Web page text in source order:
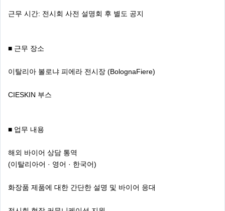
근무 시간: 전시회 사전 설명회 후 별도 공지
■ 근무 장소
이탈리아 볼로냐 피에라 전시장 (BolognaFiere)
CIESKIN 부스
■ 업무 내용
해외 바이어 상담 통역
(이탈리아어 · 영어 · 한국어)
화장품 제품에 대한 간단한 설명 및 바이어 응대